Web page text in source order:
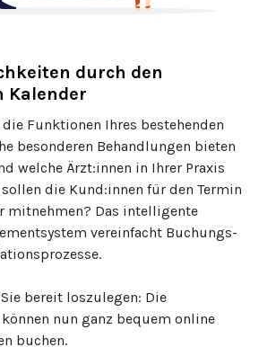
durch den
Kalender
Funktionen Ihres bestehenden
besonderen Behandlungen bieten
welche Ärzt:innen in Ihrer Praxis
die Kund:innen für den Termin
mitnehmen? Das intelligente
vereinfacht Buchungs-
bereit loszulegen: Die
nun ganz bequem online
buchen.